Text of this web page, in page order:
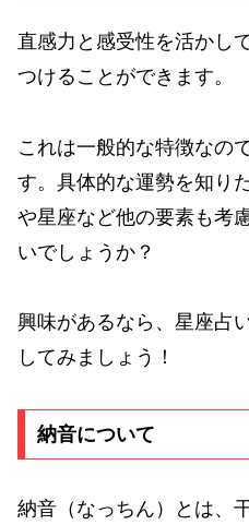
直感力と感受性を活かし
つけることができます。
これは一般的な特徴なの
す。具体的な運勢を知り
や星座など他の要素も考
いでしょうか？
興味があるなら、星座占
してみましょう！
納音について
納音（なっちん）とは、